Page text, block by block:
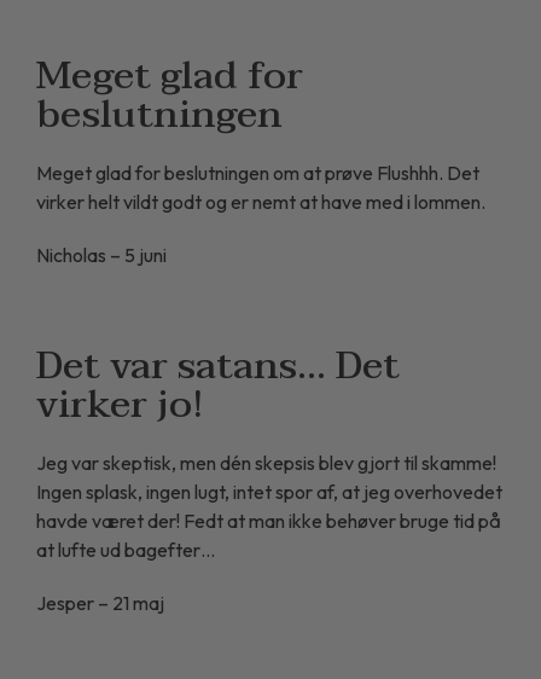
Meget glad for
beslutningen
Meget glad for beslutningen om at prøve Flushhh. Det
virker helt vildt godt og er nemt at have med i lommen.
Nicholas – 5 juni
Det var satans... Det
virker jo!
Jeg var skeptisk, men dén skepsis blev gjort til skamme!
Ingen splask, ingen lugt, intet spor af, at jeg overhovedet
havde været der! Fedt at man ikke behøver bruge tid på
at lufte ud bagefter…
Jesper – 21 maj